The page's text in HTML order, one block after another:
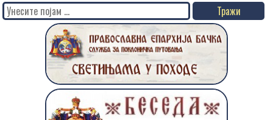
Search
for: